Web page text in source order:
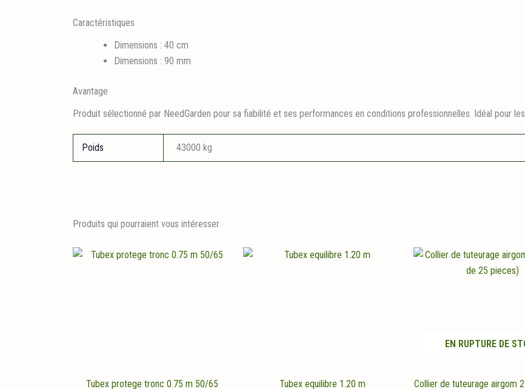
Caractéristiques
Dimensions : 40 cm
Dimensions : 90 mm
Avantage
Produit sélectionné par NeedGarden pour sa fiabilité et ses performances en conditions professionnelles. Idéal pour
Poids 43000 kg
Produits qui pourraient vous intéresser
Tubex protege tronc 0.75 m 50/65 Tubex equilibre 1.20 m
EN RUPTURE DE
Collier de tuteurage airgom